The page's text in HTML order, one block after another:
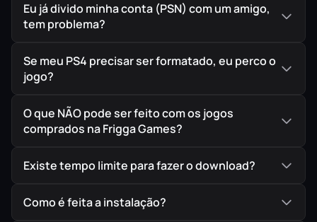
Eu já divido minha conta (PSN) com um amigo,
tem problema?
Se meu PS4 precisar ser formatado, eu perco o
jogo?
O que NÃO pode ser feito com os jogos
comprados na Frigga Games?
Existe tempo limite para fazer o download?
Como é feita a instalação?